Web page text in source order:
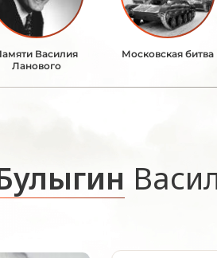
Василия
Ланового
Московская битва